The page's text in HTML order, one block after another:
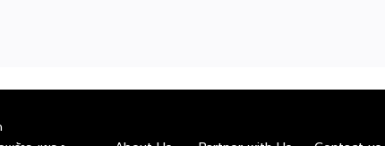
บาท กะทิ 2 กก. 135 บาท หัวกะทิ 1,000 มล. 82 บาท
อาหารสีเขียว 19 บาท เกลือ 7 บาท […]
ม